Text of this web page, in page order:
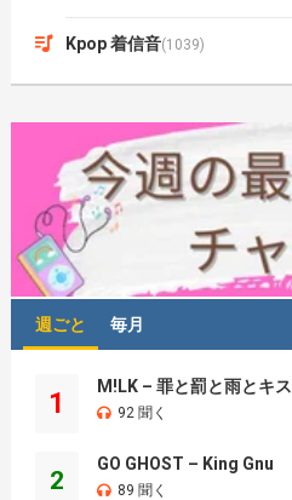
Kpop 着信音(1039)
週ごと 毎月
1
M!LK – 罪と罰と雨とキス
92 聞く
2
GO GHOST – King Gnu
89 聞く